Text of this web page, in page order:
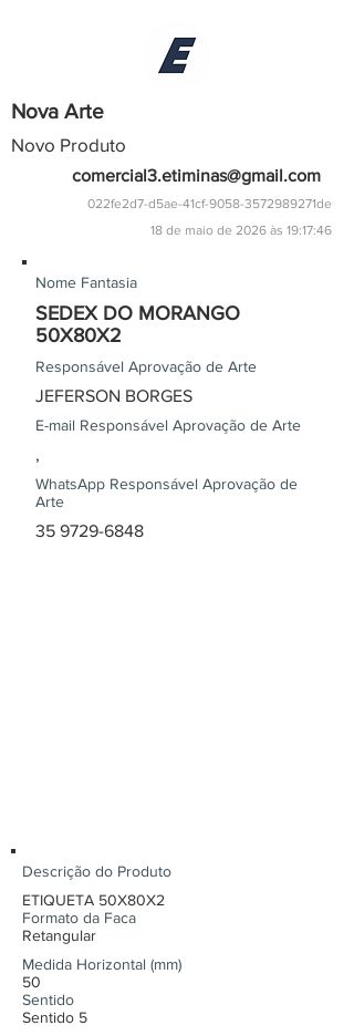
Nova Arte
Novo Produto
comercial3.etiminas@gmail.com
022fe2d7-d5ae-41cf-9058-3572989271de
18 de maio de 2026 às 19:17:46
Nome Fantasia
SEDEX DO MORANGO
50X80X2
Responsável Aprovação de Arte
JEFERSON BORGES
E-mail Responsável Aprovação de Arte
,
WhatsApp Responsável Aprovação de
Arte
35 9729-6848
Descrição do Produto
ETIQUETA 50X80X2
Formato da Faca
Retangular
Medida Horizontal (mm)
50
Sentido
Sentido 5